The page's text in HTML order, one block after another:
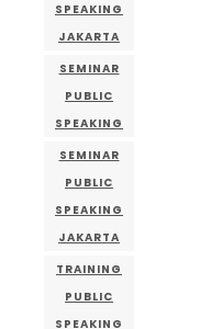
SPEAKING
JAKARTA
SEMINAR
PUBLIC
SPEAKING
SEMINAR
PUBLIC
SPEAKING
JAKARTA
TRAINING
PUBLIC
SPEAKING